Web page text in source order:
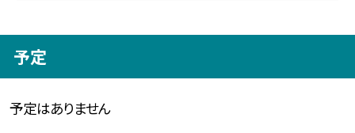
予定
予定はありません